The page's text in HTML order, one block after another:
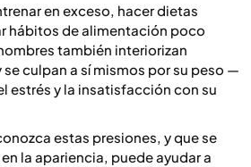
en exceso, hacer dietas
hábitos de alimentación poco
también interiorizan
culpan a sí mismos por su peso —
estrés y la insatisfacción con su
estas presiones, y que se
la apariencia, puede ayudar a